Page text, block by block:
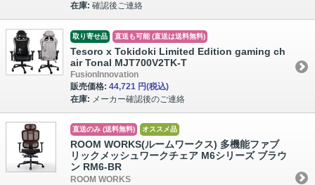
在庫: 確認後ご連絡
取り寄せ品 直送も可能 (直送は送料無料)
Tesoro x Tokidoki Limited Edition gaming ch
air Tonal MJT700V2TK-T
FusionInnovation
販売価格: 44,721 円(税込)
在庫: メーカー確認後のご連絡
直送のみ (送料無料) オススメ品
ROOM WORKS(ルームワークス) 多機能ファブ
リックメッシュワークチェア M6シリーズ ブラウ
ン RM6-BR
ROOM WORKS